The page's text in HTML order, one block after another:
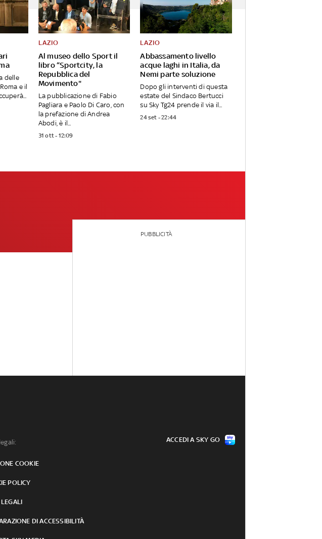
delle
e il
Al museo dello Sport il
libro “Sportcity, la
Repubblica del
Movimento"
LAZIO
La pubblicazione di Fabio
Pagliara e Paolo Di Caro, con
la prefazione di Andrea
Abodi, è il...
31 ott - 12:09
Abbassamento livello
acque laghi in Italia, da
Nemi parte soluzione
LAZIO
Dopo gli interventi di questa
estate del Sindaco Bertucci
su Sky Tg24 prende il via il...
24 set - 22:44
PUBBLICITÀ
COOKIE
POLICY
DI ACCESSIBILITÀ
ACCEDI A SKY GO